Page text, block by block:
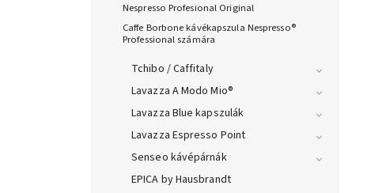
Nespresso Profesional Original
Caffe Borbone kávékapszula Nespresso®
Professional számára
Tchibo / Caffitaly
Lavazza A Modo Mio®
Lavazza Blue kapszulák
Lavazza Espresso Point
Senseo kávépárnák
EPICA by Hausbrandt